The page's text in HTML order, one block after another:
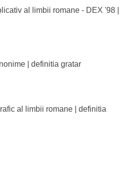
al limbii romane - DEX '98|
| definitia gratar
al limbii romane| definitia